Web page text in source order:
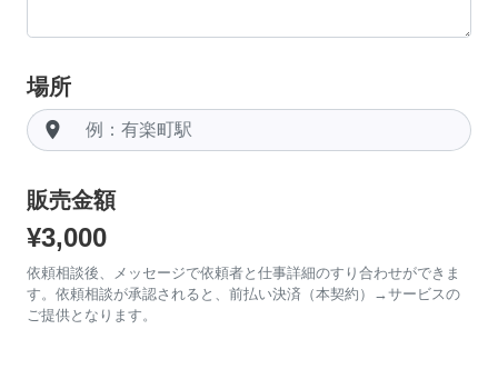
場所
room
販売金額
¥3,000
依頼相談後、メッセージで依頼者と仕事詳細のすり合わせができま
す。依頼相談が承認されると、前払い決済（本契約）→サービスの
ご提供となります。